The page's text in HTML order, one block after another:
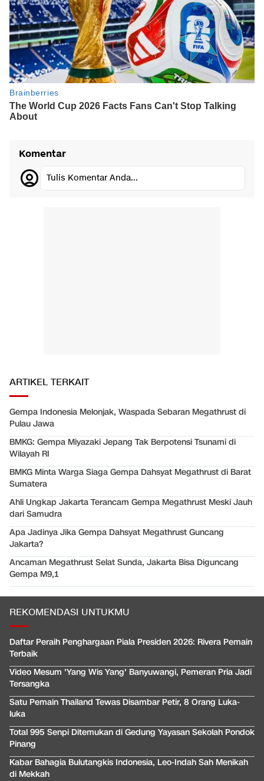
Komentar
Tulis Komentar Anda...
ARTIKEL TERKAIT
Gempa Indonesia Melonjak, Waspada Sebaran Megathrust di
Pulau Jawa
BMKG: Gempa Miyazaki Jepang Tak Berpotensi Tsunami di
Wilayah RI
BMKG Minta Warga Siaga Gempa Dahsyat Megathrust di Barat
Sumatera
Ahli Ungkap Jakarta Terancam Gempa Megathrust Meski Jauh
dari Samudra
Apa Jadinya Jika Gempa Dahsyat Megathrust Guncang
Jakarta?
Ancaman Megathrust Selat Sunda, Jakarta Bisa Diguncang
Gempa M9,1
REKOMENDASI UNTUKMU
Daftar Peraih Penghargaan Piala Presiden 2026: Rivera Pemain
Terbaik
Video Mesum 'Yang Wis Yang' Banyuwangi, Pemeran Pria Jadi
Tersangka
Satu Pemain Thailand Tewas Disambar Petir, 8 Orang Luka-
luka
Total 995 Senpi Ditemukan di Gedung Yayasan Sekolah Pondok
Pinang
Kabar Bahagia Bulutangkis Indonesia, Leo-Indah Sah Menikah
di Mekkah